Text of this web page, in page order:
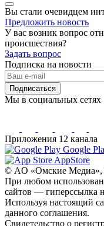
Вы стали очевидцем
Предложить новость
У вас возник вопрос
происшествия?
Задать вопрос
Подписка на новости
Подписаться
Мы в социальных сетях
Приложения 12 канала
Google
AppStore
© AO «Омские Медиа»,
При любом
сайтов — гиперссылка
Используя настоящий
данного соглашения.
Свидетельство о